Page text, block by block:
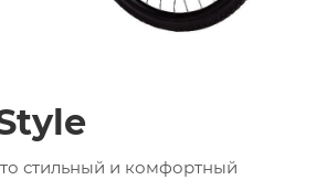
стильный и комфортный